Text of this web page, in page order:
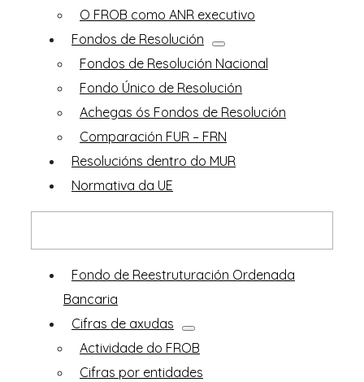
O FROB como ANR executivo
Fondos de Resolución
Fondos de Resolución Nacional
Fondo Único de Resolución
Achegas ós Fondos de Resolución
Comparación FUR – FRN
Resolucións dentro do MUR
Normativa da UE
Fondo de Reestruturación Ordenada
Bancaria
Cifras de axudas
Actividade do FROB
Cifras por entidades